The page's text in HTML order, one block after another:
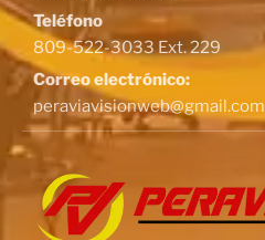
Teléfono
809-522-3033 Ext. 229
Correo electrónico:
peraviavisionweb@gmail.com